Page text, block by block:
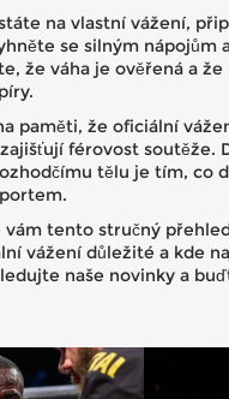
na vlastní vážení,
se silným nápojům
že váha je ověřená a
paměti, že oficiální
férovost soutěže.
tělu je tím, co
vám tento stručný
vážení důležité a kde
naše novinky a